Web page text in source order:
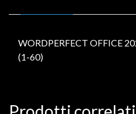
WORDPERFECT OFFICE
(1-60)